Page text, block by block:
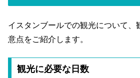
イスタンブールでの観光について、
意点をご紹介します。
観光に必要な日数